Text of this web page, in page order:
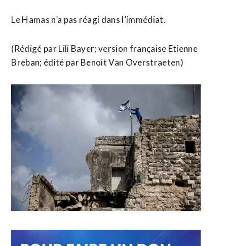
Le Hamas n’a pas réagi dans l’immédiat.
(Rédigé par Lili ​Bayer; version française Etienne
Breban; édité ​par Benoit Van Overstraeten)